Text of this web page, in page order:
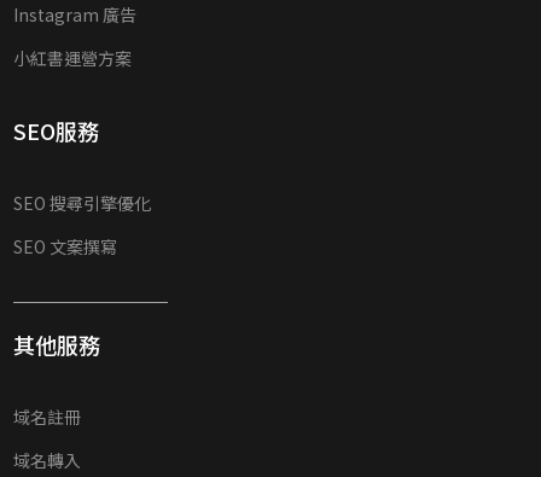
Instagram 廣告
小紅書運營方案
SEO服務
SEO 搜尋引擎優化
SEO 文案撰寫
其他服務
域名註冊
域名轉入